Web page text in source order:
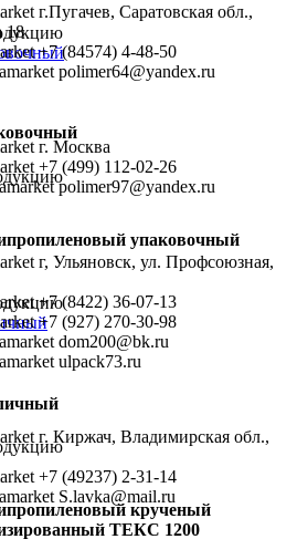
упаковочный
крученый
ТЕКС 1200
г.Пугачев, Саратовская обл.,
18
+7 (84574) 4-48-50
polimer64@yandex.ru
г. Москва
+7 (499) 112-02-26
polimer97@yandex.ru
г, Ульяновск, ул. Профсоюзная,
+7 (8422) 36-07-13
+7 (927) 270-30-98
dom200@bk.ru
ulpack73.ru
г. Киржач, Владимирская обл.,
+7 (49237) 2-31-14
S.lavka@mail.ru